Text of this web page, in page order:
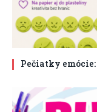
Pečiatky